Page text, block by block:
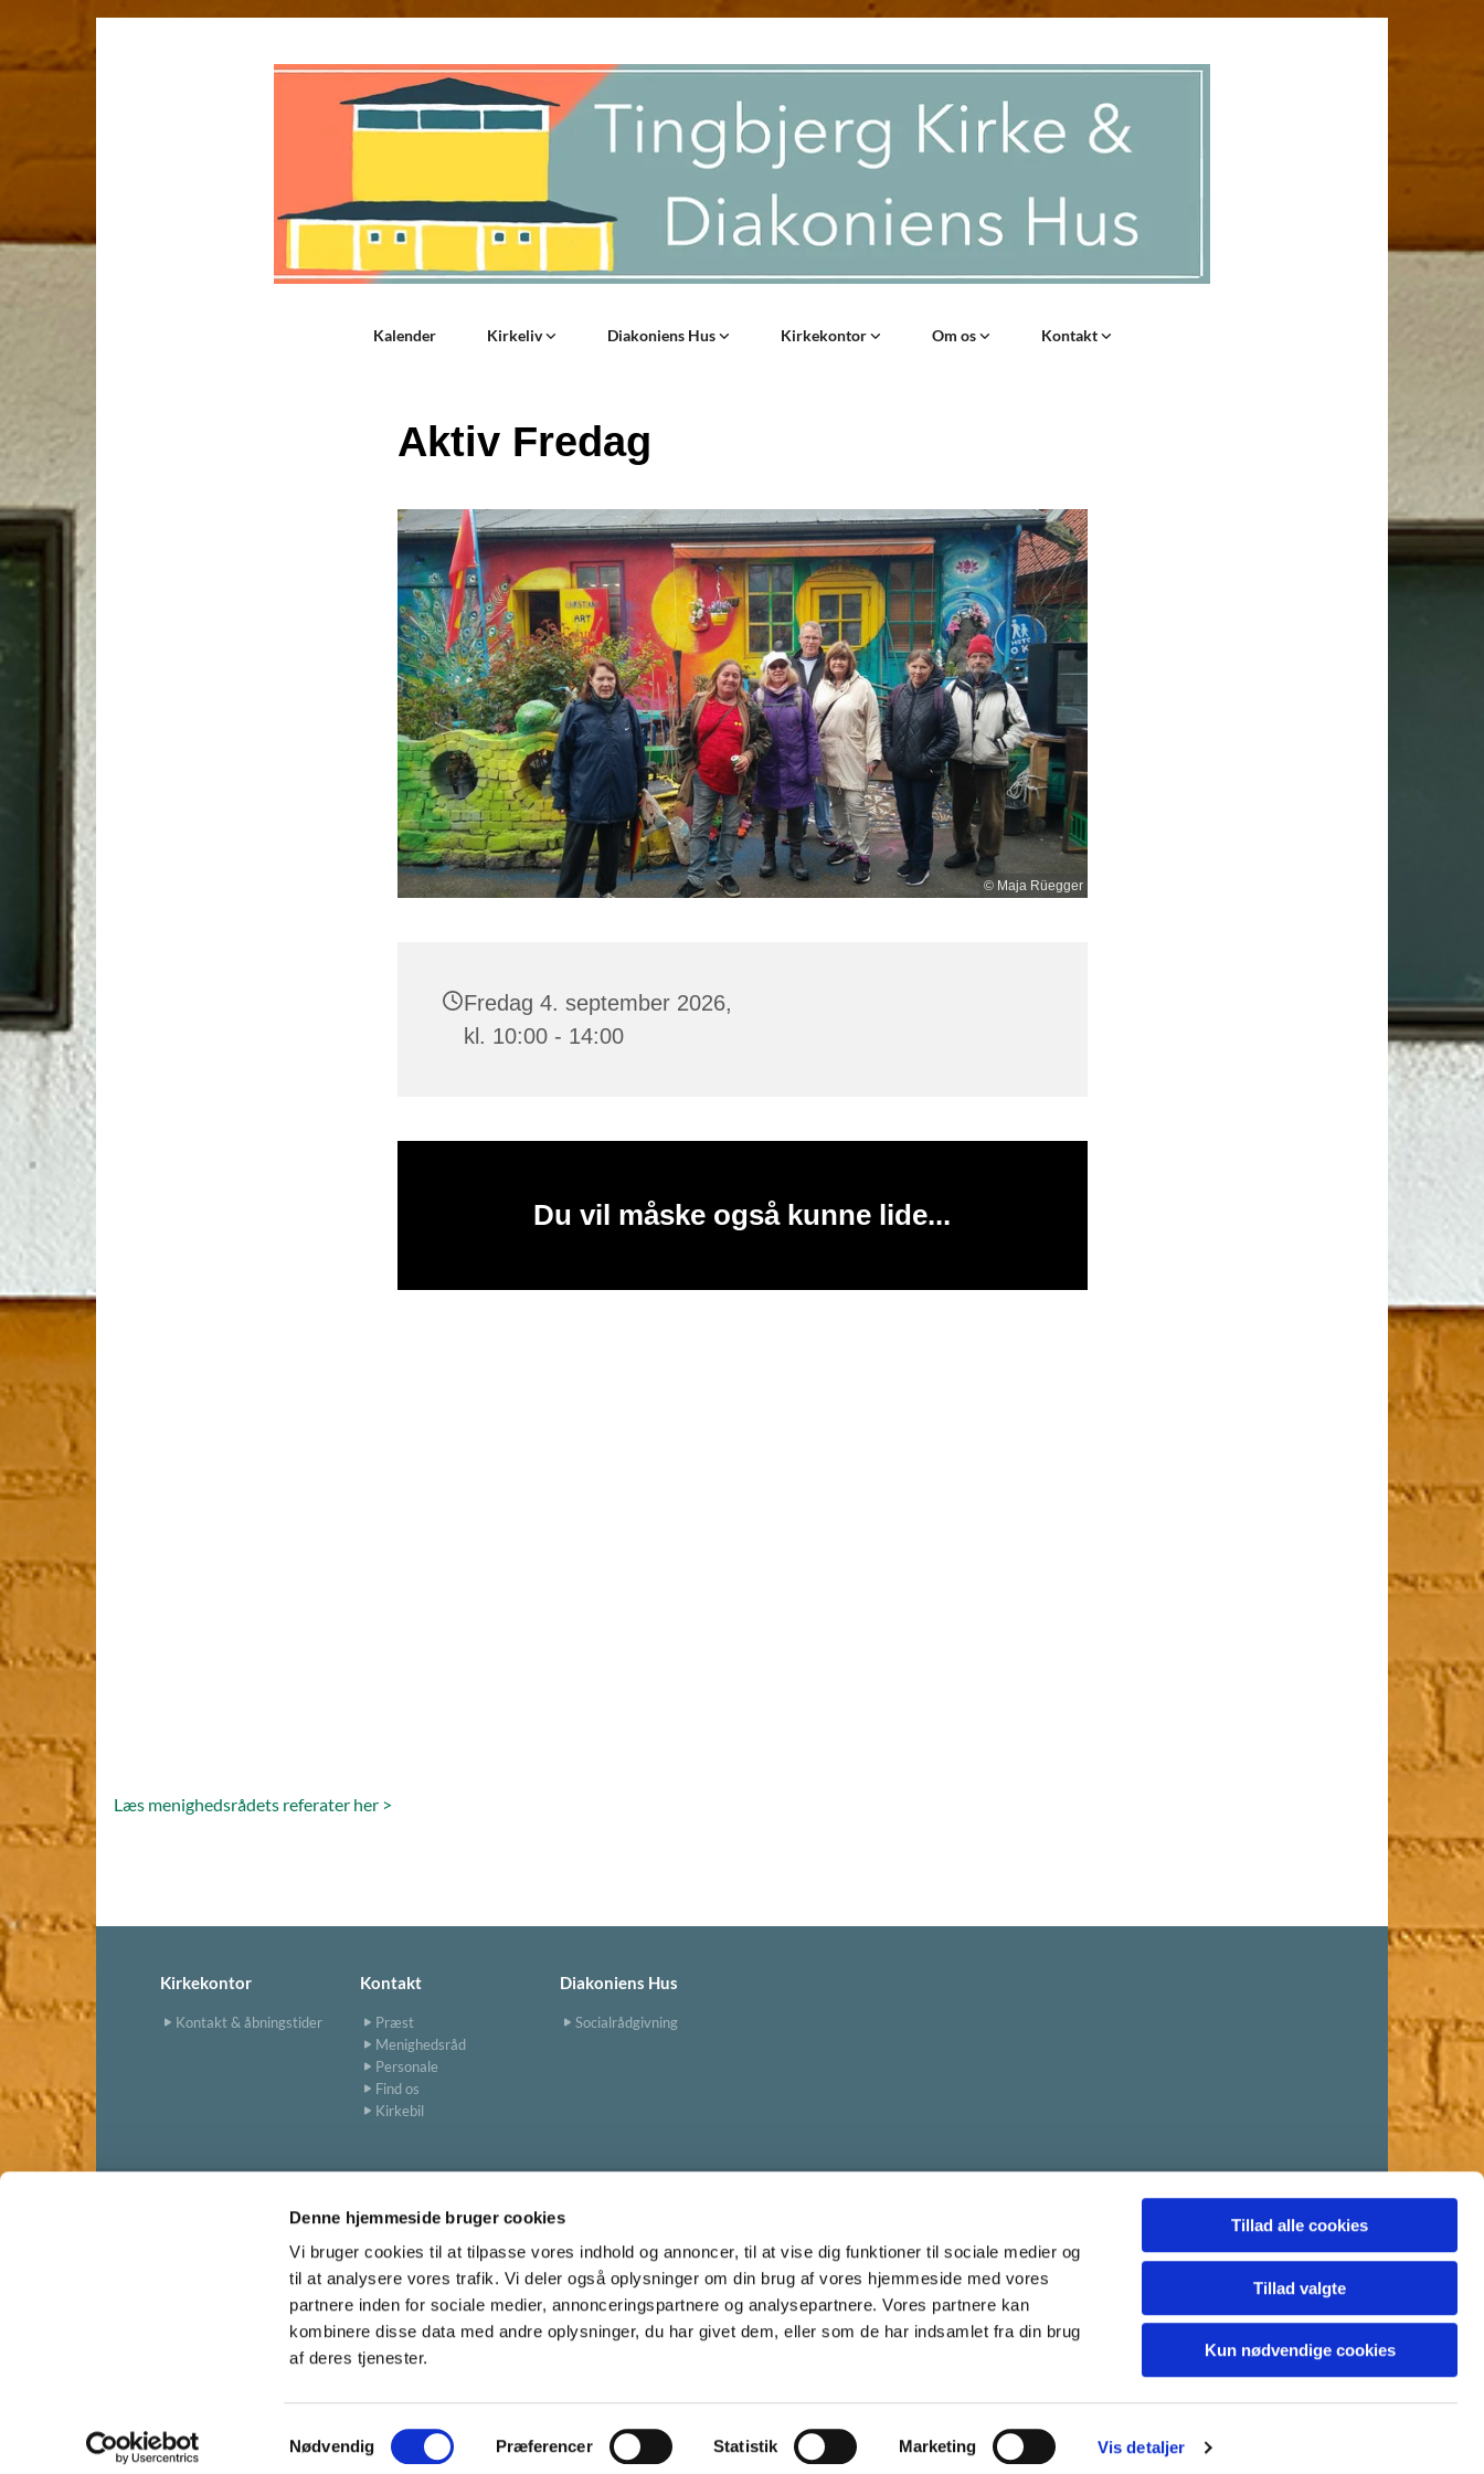
Denne hjemmeside bruger cookies
Vi bruger cookies til at tilpasse vores indhold og annoncer, til at vise dig funktioner til sociale medier og
til at analysere vores trafik. Vi deler også oplysninger om din brug af vores hjemmeside med vores
partnere inden for sociale medier, annonceringspartnere og analysepartnere. Vores partnere kan
kombinere disse data med andre oplysninger, du har givet dem, eller som de har indsamlet fra din brug
af deres tjenester.
a
Nødvendig Præferencer Statistik Marketing Vis detaljer
Tillad alle cookies
Tillad valgte
Kun nødvendige cookies
Kalender Kirkeliv Diakoniens Hus Kirkekontor Om os Kontakt
Aktiv Fredag
© Maja Rüegger
Fredag 4. september 2026,
kl. 10:00 - 14:00
Du vil måske også kunne lide...
Læs menighedsrådets referater her >
Kirkekontor
Kontakt & åbningstider
Kontakt
Præst
Menighedsråd
Personale
Find os
Kirkebil
Diakoniens Hus
Socialrådgivning
Cookiepolitik